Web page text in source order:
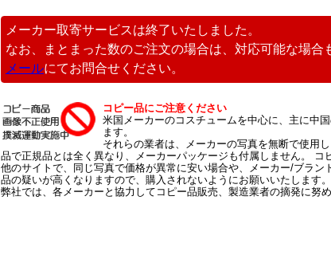
メーカー取寄サービスは終了いたしました。
なお、まとまった数のご注文の場合は、対応可能な場合
メールにてお問合せください。
コピー品にご注意ください
米国メーカーのコスチュームを中心に、主に中
ます。
それらの業者は、メーカーの写真を無断で使用
品で正規品とは全く異なり、メーカーパッケージも付属しません。 コ
他のサイトで、同じ写真で価格が異常に安い場合や、メーカー/ブラ
品の疑いが高くなりますので、購入されないようにお願いいたします。
弊社では、各メーカーと協力してコピー品販売、製造業者の摘発に努め